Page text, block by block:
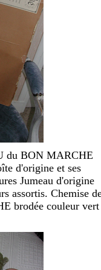
du BON MARCHE
d'origine et ses
Jumeau d'origine
assortis. Chemise
brodée couleur vert